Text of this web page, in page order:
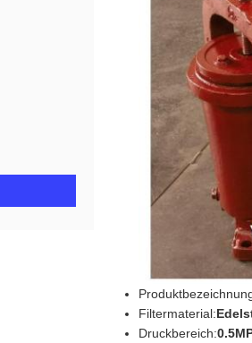
Filtermaterial:
Druckbereich: